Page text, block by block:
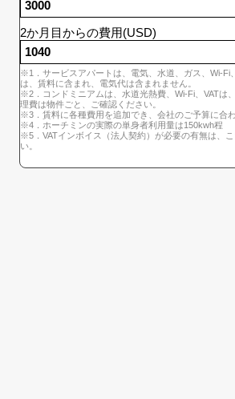
2か月目からの費用(USD)
※1．サービスアパートは、電気、水道、ガス、Wi-Fi
は、賃料に含まれ、電気代は含まれません。
※2．コンドミニアムは、水道光熱費、Wi-Fi、VATは
理費は物件ごと、ご確認ください。
※3．賃料に各種費用を追加でき、会社のご予算に合
※4．ホーチミンの実際の単身者利用量は150kwh程
※5．VATインボイス（法人契約）が必要の有無は、
い。